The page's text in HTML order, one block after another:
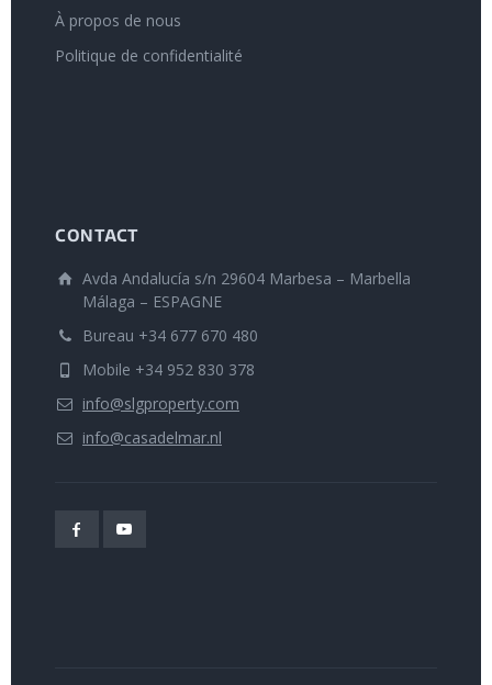
À propos de nous
Politique de confidentialité
CONTACT
Avda Andalucía s/n 29604 Marbesa – Marbella
Málaga – ESPAGNE
Bureau +34 677 670 480
Mobile +34 952 830 378
info@slgproperty.com
info@casadelmar.nl